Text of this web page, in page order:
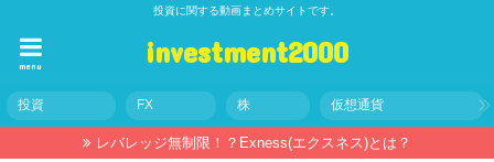
投資に関する動画まとめサイトです。
investment2000
menu
投資 FX 株 仮想通貨
レバレッジ無制限！？Exness(エクスネス)とは？